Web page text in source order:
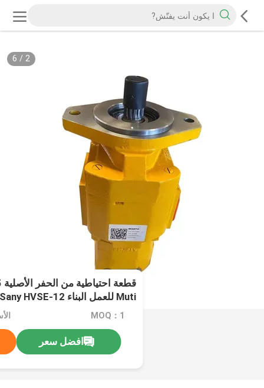
2
/
6
Muti للعمل البناء Sany HVSE-12
MOQ：1
افضل سعر